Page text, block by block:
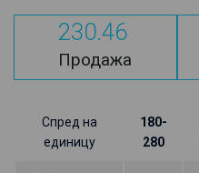
230.46
Продажа
Спред на
единицу
180-
280